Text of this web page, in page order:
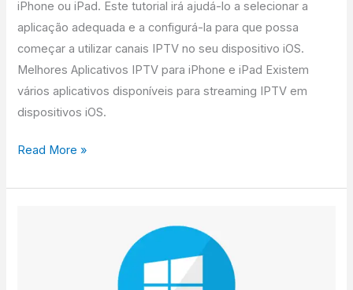
iPhone ou iPad. Este tutorial irá ajudá-lo a selecionar a
aplicação adequada e a configurá-la para que possa
começar a utilizar canais IPTV no seu dispositivo iOS.
Melhores Aplicativos IPTV para iPhone e iPad Existem
vários aplicativos disponíveis para streaming IPTV em
dispositivos iOS.
Read More »